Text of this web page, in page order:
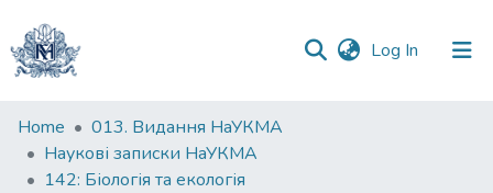
Log In (current)
Communities
&
Collections
Home
013. Видання НаУКМА
Наукові записки НаУКМА
142: Біологія та екологія